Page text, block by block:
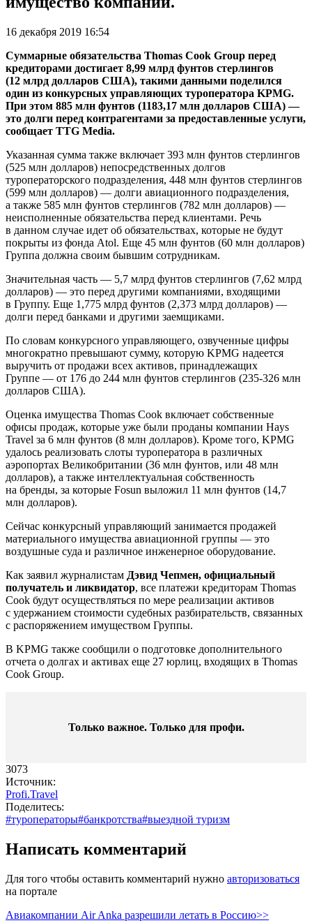
16 декабря 2019 16:54
Суммарные обязательства Thomas Cook Group перед
кредиторами достигает 8,99 млрд фунтов стерлингов
(12 млрд долларов США), такими данными поделился
один из конкурсных управляющих туроператора KPMG.
При этом 885 млн фунтов (1183,17 млн долларов США) —
это долги перед контрагентами за предоставленные услуги,
сообщает TTG Media.
Указанная сумма также включает 393 млн фунтов стерлингов
(525 млн долларов) непосредственных долгов
туроператорского подразделения, 448 млн фунтов стерлингов
(599 млн долларов) — долги авиационного подразделения,
а также 585 млн фунтов стерлингов (782 млн долларов) —
неисполненные обязательства перед клиентами. Речь
в данном случае идет об обязательствах, которые не будут
покрыты из фонда Atol. Еще 45 млн фунтов (60 млн долларов)
Группа должна своим бывшим сотрудникам.
Значительная часть — 5,7 млрд фунтов стерлингов (7,62 млрд
долларов) — это перед другими компаниями, входящими
в Группу. Еще 1,775 млрд фунтов (2,373 млрд долларов) —
долги перед банками и другими заемщиками.
По словам конкурсного управляющего, озвученные цифры
многократно превышают сумму, которую KPMG надеется
выручить от продажи всех активов, принадлежащих
Группе — от 176 до 244 млн фунтов стерлингов (235-326 млн
долларов США).
Оценка имущества Thomas Cook включает собственные
офисы продаж, которые уже были проданы компании Hays
Travel за 6 млн фунтов (8 млн долларов). Кроме того, KPMG
удалось реализовать слоты туроператора в различных
аэропортах Великобритании (36 млн фунтов, или 48 млн
долларов), а также интеллектуальная собственность
на бренды, за которые Fosun выложил 11 млн фунтов (14,7
млн долларов).
Сейчас конкурсный управляющий занимается продажей
материального имущества авиационной группы — это
воздушные суда и различное инженерное оборудование.
Как заявил журналистам Дэвид Чепмен, официальный
получатель и ликвидатор, все платежи кредиторам Thomas
Cook будут осуществляться по мере реализации активов
с удержанием стоимости судебных разбирательств, связанных
с распоряжением имуществом Группы.
В KPMG также сообщили о подготовке дополнительного
отчета о долгах и активах еще 27 юрлиц, входящих в Thomas
Cook Group.
Только важное. Только для профи.​
3073
Источник:
Profi.Travel
Поделитесь:
#туроператоры#банкротства#выездной туризм
Написать комментарий
Для того чтобы оставить комментарий нужно авторизоваться
на портале
Авиакомпании Air Anka разрешили летать в Россию>>